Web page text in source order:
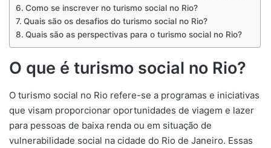
Como se inscrever no turismo social no Rio?
Quais são os desafios do turismo social no Rio?
Quais são as perspectivas para o turismo social no Rio?
O que é turismo social no Rio?
O turismo social no Rio refere-se a programas e iniciativas
que visam proporcionar oportunidades de viagem e lazer
para pessoas de baixa renda ou em situação de
vulnerabilidade social na cidade do Rio de Janeiro. Essas